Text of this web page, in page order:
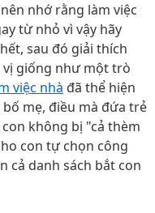
nhớ rằng làm việc
từ nhỏ vì vậy hãy
sau đó giải thích
vị giống như một trò
việc nhà đã thể hiện
mẹ, điều mà đứa trẻ
không bị "cả thèm
con tự chọn công
cả danh sách bắt con